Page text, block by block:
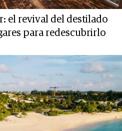
el revival del destilado
para redescubrirlo